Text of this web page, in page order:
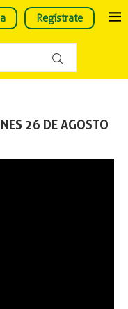
Regístrate
26 DE AGOSTO